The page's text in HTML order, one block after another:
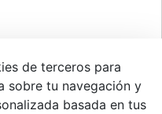
de terceros para
sobre tu navegación y
basada en tus